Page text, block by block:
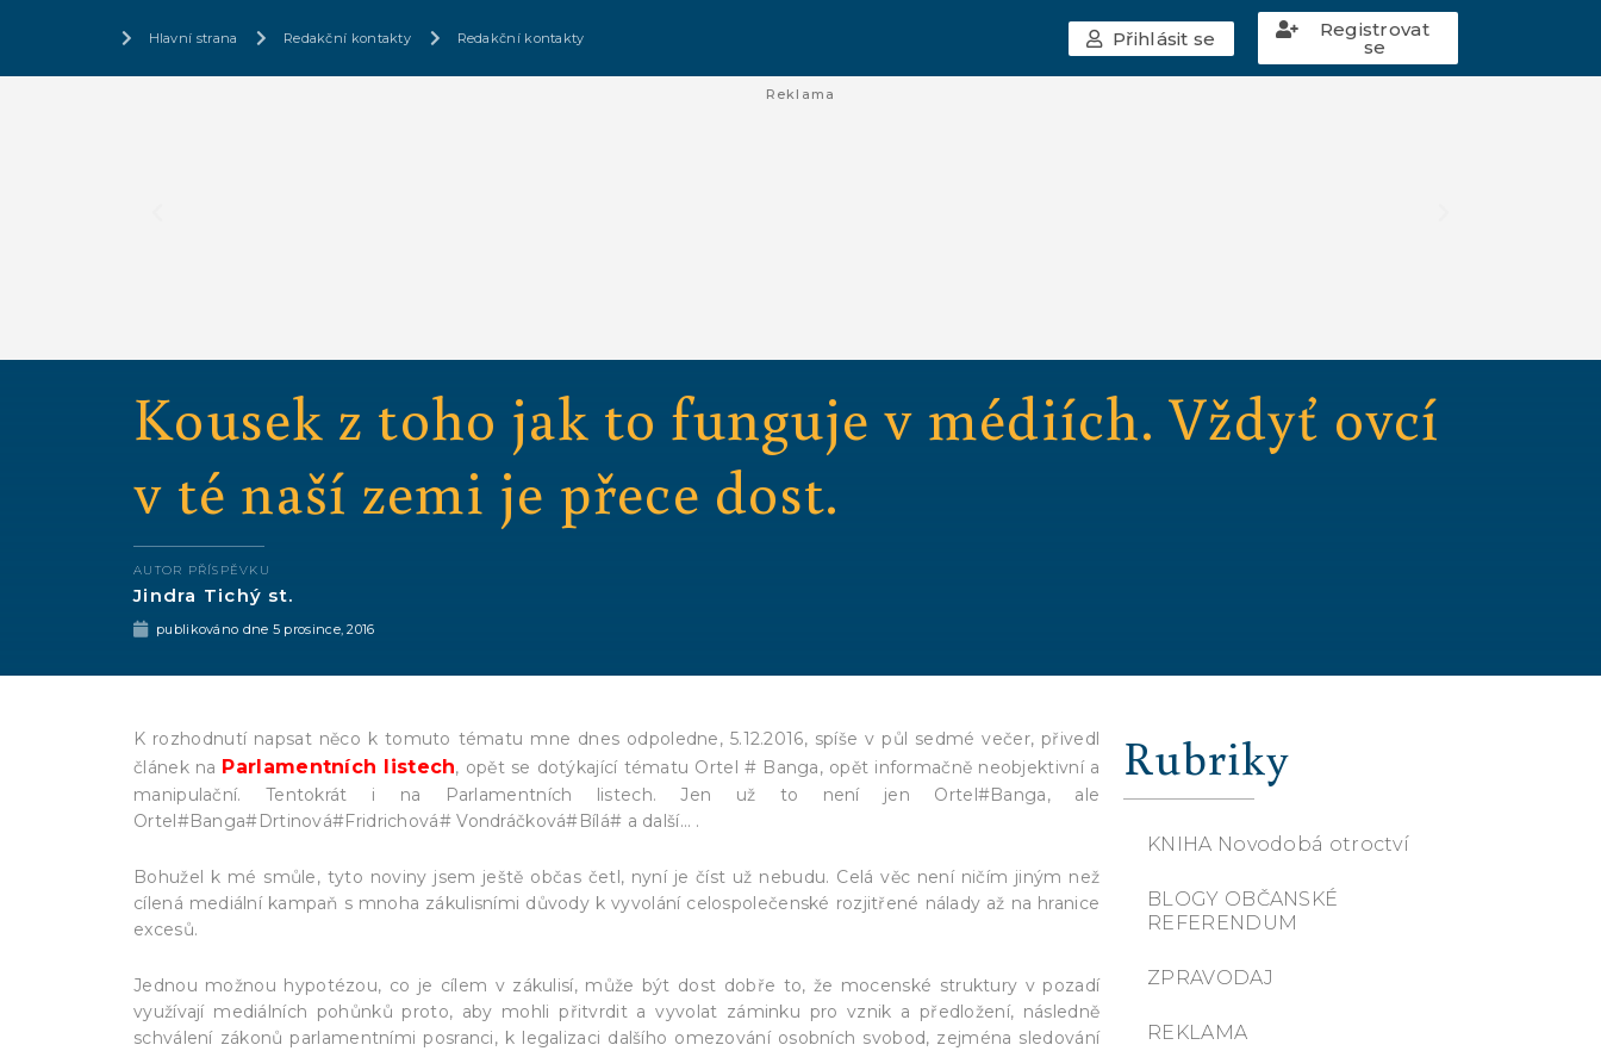
Hlavní strana Redakční kontakty Redakční kontakty Přihlásit se Registrovat
se
Reklama
Kousek z toho jak to funguje v médiích. Vždyť ovcí
v té naší zemi je přece dost.
AUTOR PŘÍSPĚVKU
Jindra Tichý st.
publikováno dne 5 prosince, 2016
K rozhodnutí napsat něco k tomuto tématu mne dnes odpoledne, 5.12.2016, spíše v půl sedmé večer, přivedl
článek na Parlamentních listech, opět se dotýkající tématu Ortel # Banga, opět informačně neobjektivní a
manipulační. Tentokrát i na Parlamentních listech. Jen už to není jen Ortel#Banga, ale
Ortel#Banga#Drtinová#Fridrichová# Vondráčková#Bílá# a další… .
Bohužel k mé smůle, tyto noviny jsem ještě občas četl, nyní je číst už nebudu. Celá věc není ničím jiným než
cílená mediální kampaň s mnoha zákulisními důvody k vyvolání celospolečenské rozjitřené nálady až na hranice
excesů.
Jednou možnou hypotézou, co je cílem v zákulisí, může být dost dobře to, že mocenské struktury v pozadí
využívají mediálních pohůnků proto, aby mohli přitvrdit a vyvolat záminku pro vznik a předložení, následně
schválení zákonů parlamentními posranci, k legalizaci dalšího omezování osobních svobod, zejména sledování
Rubriky
KNIHA Novodobá otroctví
BLOGY OBČANSKÉ
REFERENDUM
ZPRAVODAJ
REKLAMA